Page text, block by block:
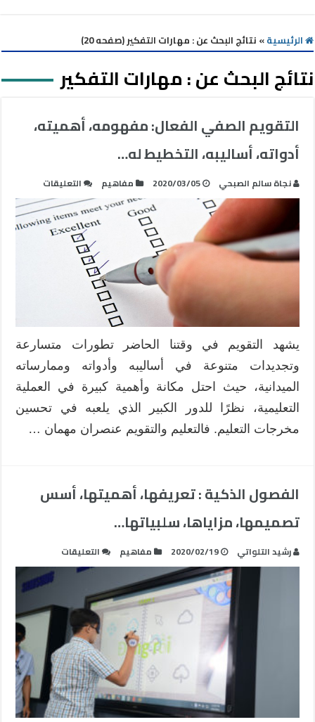
الرئيسية» نتائج البحث عن : مهارات التفكير (صفحه 20)
نتائج البحث عن :مهارات التفكير
التقويم الصفي الفعال: مفهومه، أهميته،
أدواته، أساليبه، التخطيط له…
نجاة سالم الصبحي 2020/03/05 مفاهيم التعليقات
التقويم
الصفي
الفعال:
له…
مغلقة
يشهد التقويم في وقتنا الحاضر تطورات متسارعة
وتجديدات متنوعة في أساليبه وأدواته وممارساته
الميدانية، حيث احتل مكانة وأهمية كبيرة في العملية
التعليمية، نظرًا للدور الكبير الذي يلعبه في تحسين
مخرجات التعليم. فالتعليم والتقويم عنصران مهمان …
الفصول الذكية : تعريفها، أهميتها، أسس
تصميمها، مزاياها، سلبياتها…
رشيد التلواتي 2020/02/19 مفاهيم التعليقات
الفصول
الذكية
تعريفها،
أهميتها،
أسس
تصميمها،
مزاياها،
سلبياتها…
مغلقة